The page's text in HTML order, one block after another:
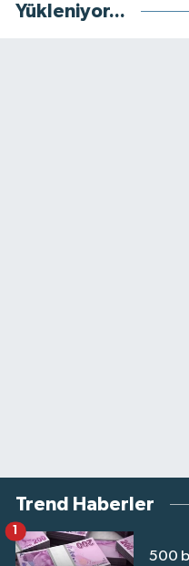
Yükleniyor...
Trend Haberler
500
1